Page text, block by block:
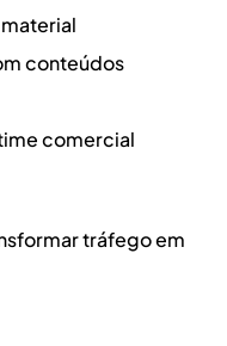
conteúdos
comercial
tráfego em